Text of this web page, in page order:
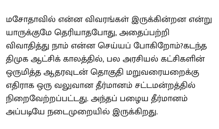
மசோதாவில் என்ன விவரங்கள் இருக்கின்றன என்று
யாருக்குமே தெரியாதபோது, அதைப்பற்றி
விவாதித்து நாம் என்ன செய்யப் போகிறோம்?கடந்த
திமுக ஆட்சிக் காலத்தில், பல அரசியல் கட்சிகளின்
ஒருமித்த ஆதரவுடன் தொகுதி மறுவரையறைக்கு
எதிராக ஒரு வலுவான தீர்மானம் சட்டமன்றத்தில்
நிறைவேற்றப்பட்டது. அந்தப் பழைய தீர்மானம்
அப்படியே நடைமுறையில் இருக்கிறது.